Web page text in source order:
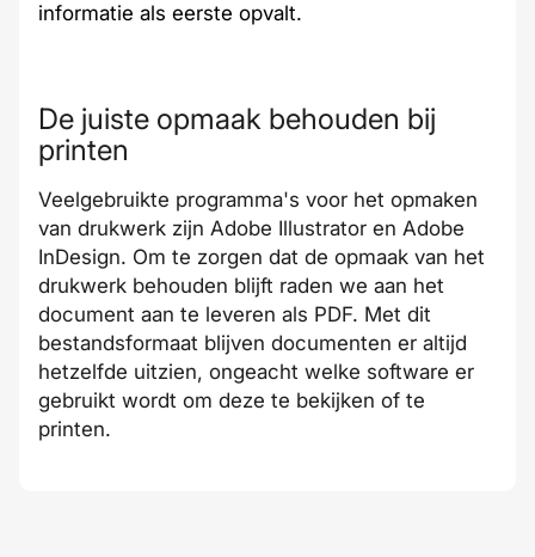
informatie als eerste opvalt.
De juiste opmaak behouden bij
printen
Veelgebruikte programma's voor het opmaken
van drukwerk zijn Adobe Illustrator en Adobe
InDesign. Om te zorgen dat de opmaak van het
drukwerk behouden blijft raden we aan het
document aan te leveren als PDF. Met dit
bestandsformaat blijven documenten er altijd
hetzelfde uitzien, ongeacht welke software er
gebruikt wordt om deze te bekijken of te
printen.